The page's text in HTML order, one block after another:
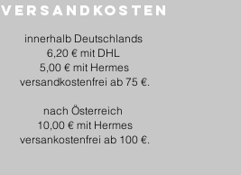
Versandkosten
innerhalb Deutschlands
6,20 € mit DHL
5,00 € mit Hermes
versandkostenfrei ab 75 €.
nach Österreich
10,00 € mit Hermes
versankostenfrei ab 100 €.